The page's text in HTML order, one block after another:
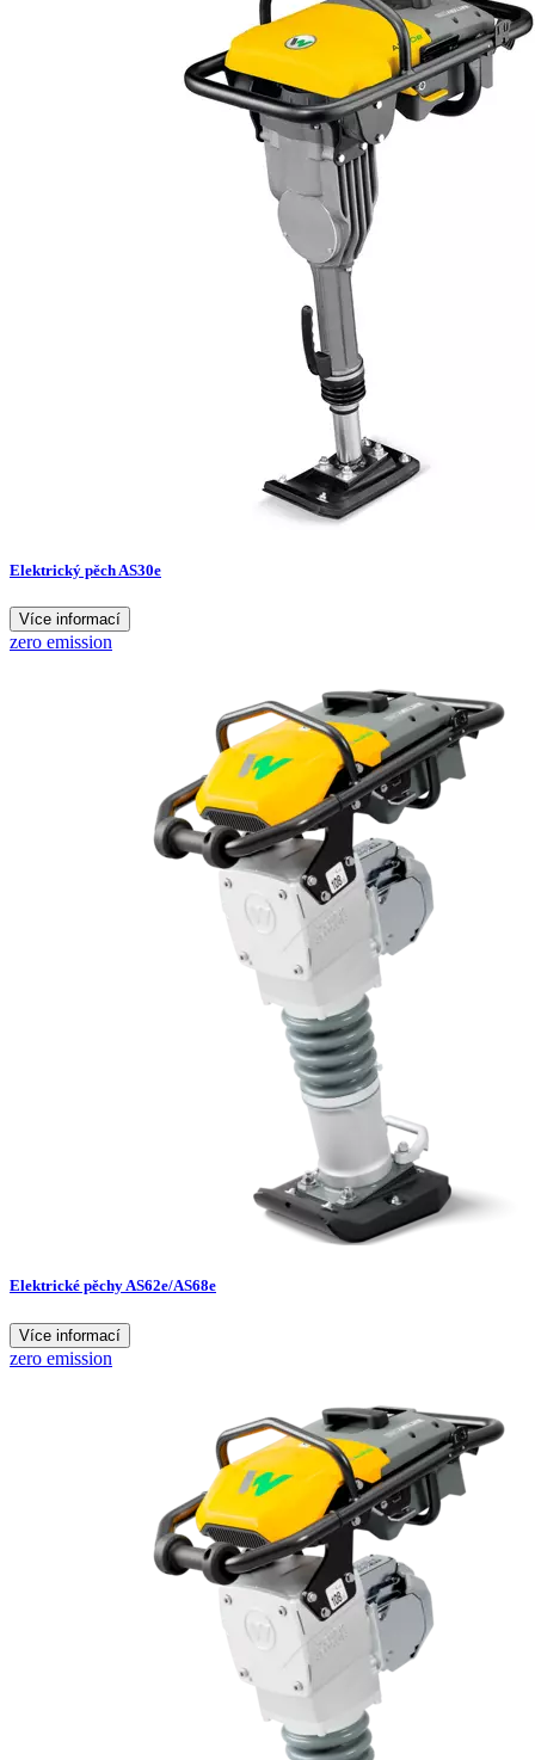
Elektrický pěch AS30e
Více informací
zero emission
Elektrické pěchy AS62e/AS68e
Více informací
zero emission